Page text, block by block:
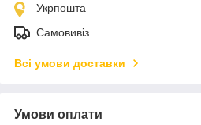
Укрпошта
Самовивіз
Всі умови доставки
Умови оплати